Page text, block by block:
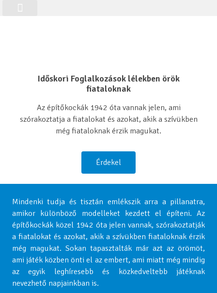
Időskori Foglalkozások lélekben örök
fiataloknak
Az építőkockák 1942 óta vannak jelen, ami
szórakoztatja a fiatalokat és azokat, akik a szívükben
még fiataloknak érzik magukat.
Érdekel
Mindenki tudja és tisztán emlékszik arra a pillanatra,
amikor különböző modelleket kezdett el építeni. Az
építőkockák közel 1942 óta jelen vannak, szórakoztatják
a fiatalokat és azokat, akik a szívükben fiataloknak érzik
még magukat. Sokan tapasztalták már azt az örömöt,
ami játék közben önti el az embert, ami miatt még mindig
az egyik leghíresebb és közkedveltebb játéknak
nevezhető napjainkban is.